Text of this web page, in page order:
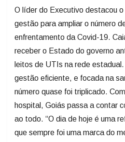
O líder do Executivo destacou
gestão para ampliar o número
enfrentamento da Covid-19.
receber o Estado do governo
leitos de UTIs na rede
gestão eficiente, e focada na
número quase foi triplicado.
hospital, Goiás passa a contar
ao todo. “O dia de hoje é uma
que sempre foi uma marca do